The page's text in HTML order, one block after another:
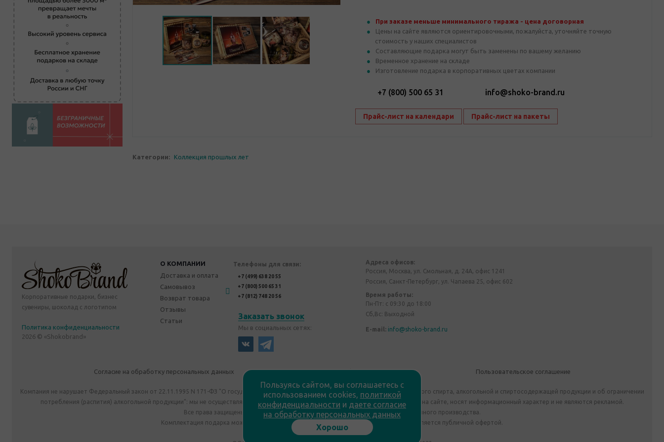
При заказе меньше минимального тиража - цена договорная
Цены на сайте являются ориентировочными, пожалуйста, уточняйте точную
стоимость у наших специалистов
Составляющие подарка могут быть заменены по вашему желанию
Временное хранение на складе
Изготовление подарка в корпоративных цветах компании
+7 (800) 500 65 31 info@shoko-brand.ru
Прайс-лист на календари Прайс-лист на пакеты
Категории: Коллекция прошлых лет
Корпоративные подарки, бизнес
сувениры, шоколад с логотипом
Политика конфиденциальности
2026 © «Shokobrand»
О КОМПАНИИ
Доставка и оплата
Самовывоз
Возврат товара
Отзывы
Статьи
Телефоны для связи:
+7 (499) 638 20 55
+7 (800) 500 65 31
+7 (812) 748 20 56
Заказать звонок
Мы в социальных сетях:
Адреса офисов:
Россия, Москва, ул. Смольная, д. 24А, офис 1241
Россия, Санкт-Петербург, ул. Чапаева 25, офис 602
Время работы:
Пн-Пт: с 09:30 до 18:00
Сб,Вс: Выходной
E-mail: info@shoko-brand.ru
Согласие на обработку персональных данных Политика конфиденциальности Пользовательское соглашение
Компания не нарушает Федеральный закон от 22.11.1995 N 171-ФЗ "О государственном регулировании производства и оборота этилового спирта, алкогольной и спиртосодержащей продукции и об ограничении
потребления (распития) алкогольной продукции": мы не осуществляем дистанционную торговлю. Все материалы, размещенные на сайте, носят информационный характер и не являются рекламой.
Все права защищены "Shoko Brand". Авторские корпоративные подарки собственного производства.
Комплектация подарка может отличаться от изображения. Информация на сайте не является публичной офертой.
Сведения о продавце:
Пользуясь сайтом, вы соглашаетесь с
использованием cookies, политикой
конфиденциальности и даете согласие
на обработку персональных данных
Хорошо